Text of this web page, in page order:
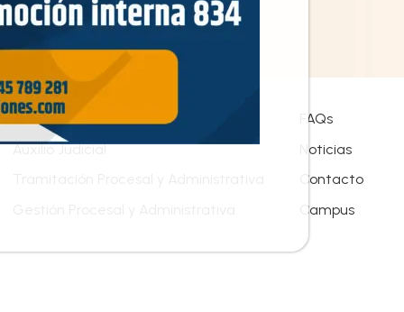
Oposiciones
Auxilio Judicial
FAQs
Noticias
Contacto
Campus